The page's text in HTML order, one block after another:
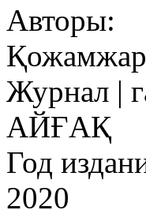
Авторы:
Журнал |
АЙҒАҚ
Год
2020